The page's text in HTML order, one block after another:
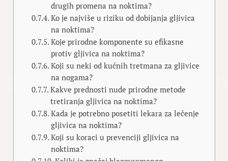
drugih promena na noktima?
Ko je najviše u riziku od dobijanja gljivica
na noktima?
Koje prirodne komponente su efikasne
protiv gljivica na noktima?
Koji su neki od kućnih tretmana za gljivice
na nogama?
Kakve prednosti nude prirodne metode
tretiranja gljivica na noktima?
Kada je potrebno posetiti lekara za lečenje
gljivica na noktima?
Koji su koraci u prevenciji gljivica na
noktima?